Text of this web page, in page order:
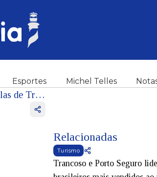
Esportes Michel Telles
BLTA alcança marco histórico de 75 associados com a entrada do Villas de Trancoso, duas operações Fasano e o retorno do Palácio Tangará!
Relacionadas
Turismo
Trancoso e Porto Seguro